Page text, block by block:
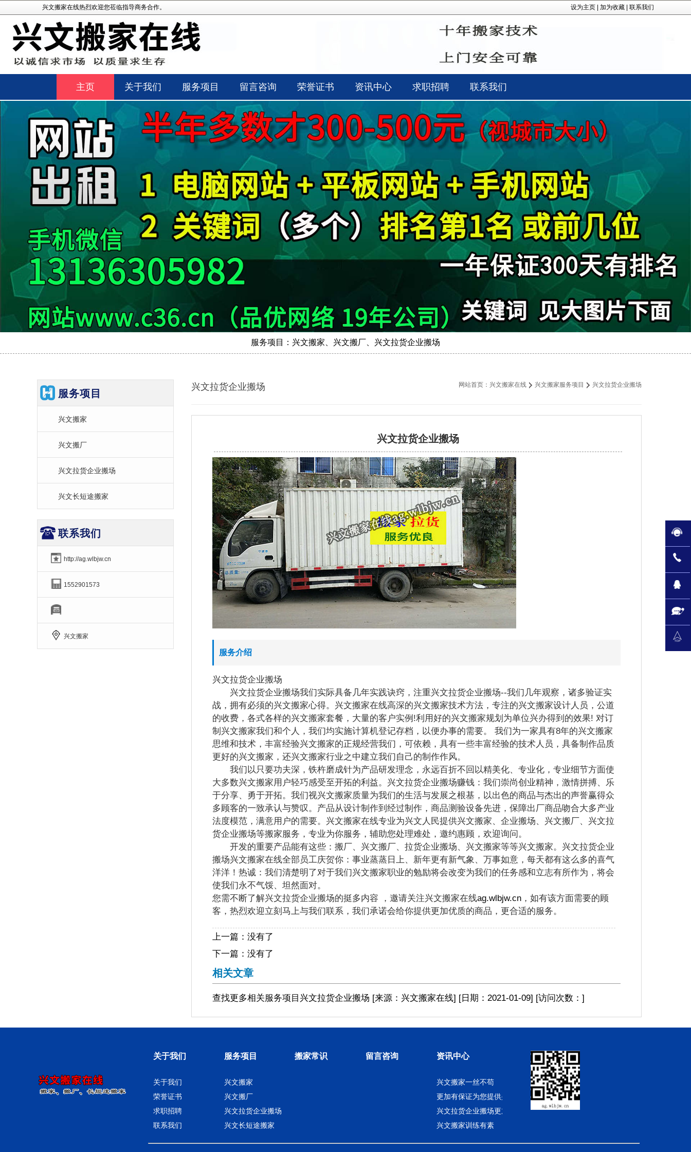
兴文搬家在线热烈欢迎您莅临指导商务合作。 设为主页 加为收藏 联系我们
主页 关于我们 服务项目 留言咨询 荣誉证书 资讯中心 求职招聘 联系我们
服务项目：兴文搬家、兴文搬厂、兴文拉货企业搬场
兴文拉货企业搬场 网站首页： 兴文搬家在线 兴文搬家服务项目 兴文拉货企业搬场
兴文拉货企业搬场
服务介绍
兴文拉货企业搬场
兴文拉货企业搬场我们实际具备几年实践诀窍，注重兴文拉货企业搬场--我们几年观察，诸多验证实
战，拥有必须的兴文搬家心得。兴文搬家在线高深的兴文搬家技术方法，专注的兴文搬家设计人员，公道
的收费，各式各样的兴文搬家套餐，大量的客户实例!利用好的兴文搬家规划为单位兴办得到的效果! 对订
制兴文搬家我们和个人，我们均实施计算机登记存档，以便办事的需要。 我们为一家具有8年的兴文搬家
思维和技术，丰富经验兴文搬家的正规经营我们，可依赖，具有一些丰富经验的技术人员，具备制作品质
更好的兴文搬家，还兴文搬家行业之中建立我们自己的制作作风。
我们以只要功夫深，铁杵磨成针为产品研发理念，永远百折不回以精美化、专业化，专业细节方面使
大多数兴文搬家用户轻巧感受至开拓的利益。兴文拉货企业搬场赚钱：我们崇尚创业精神，激情拼搏、乐
于分享、勇于开拓。我们视兴文搬家质量为我们的生活与发展之根基，以出色的商品与杰出的声誉赢得众
多顾客的一致承认与赞叹。产品从设计制作到经过制作，商品测验设备先进，保障出厂商品吻合大多产业
法度模范，满意用户的需要。兴文搬家在线专业为兴文人民提供兴文搬家、企业搬场、兴文搬厂、兴文拉
货企业搬场等搬家服务，专业为你服务，辅助您处理难处，邀约惠顾，欢迎询问。
开发的重要产品能有这些：搬厂、兴文搬厂、拉货企业搬场、兴文搬家等等兴文搬家。兴文拉货企业
搬场兴文搬家在线全部员工庆贺你：事业蒸蒸日上、新年更有新气象、万事如意，每天都有这么多的喜气
洋洋！热诚：我们清楚明了对于我们兴文搬家职业的勉励将会改变为我们的任务感和立志有所作为，将会
使我们永不气馁、坦然面对。
您需不断了解兴文拉货企业搬场的挺多内容 ，邀请关注兴文搬家在线ag.wlbjw.cn ，如有该方面需要的顾
客，热烈欢迎立刻马上与我们联系，我们承诺会给你提供更加优质的商品，更合适的服务。
上一篇：没有了
下一篇：没有了
相关文章
查找更多相关服务项目 兴文拉货企业搬场 [来源：兴文搬家在线] [日期：2021-01-09] [访问次数： ]
服务项目
兴文搬家
兴文搬厂
兴文拉货企业搬场
兴文长短途搬家
联系我们
http://ag.wlbjw.cn
1552901573
兴文搬家
关于我们
关于我们
荣誉证书
求职招聘
联系我们
服务项目
兴文搬家
兴文搬厂
兴文拉货企业搬场
兴文长短途搬家
搬家常识 留言咨询 资讯中心
兴文搬家一丝不苟
更加有保证为您提供兴文搬厂
兴文拉货企业搬场更加诚意周到
兴文搬家训练有素